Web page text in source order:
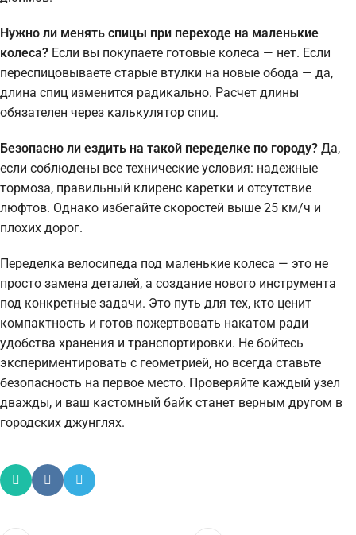
Нужно ли менять спицы при переходе на маленькие
колеса? Если вы покупаете готовые колеса — нет. Если
переспицовываете старые втулки на новые обода — да,
длина спиц изменится радикально. Расчет длины
обязателен через калькулятор спиц.
Безопасно ли ездить на такой переделке по городу? Да,
если соблюдены все технические условия: надежные
тормоза, правильный клиренс каретки и отсутствие
люфтов. Однако избегайте скоростей выше 25 км/ч и
плохих дорог.
Переделка велосипеда под маленькие колеса — это не
просто замена деталей, а создание нового инструмента
под конкретные задачи. Это путь для тех, кто ценит
компактность и готов пожертвовать накатом ради
удобства хранения и транспортировки. Не бойтесь
экспериментировать с геометрией, но всегда ставьте
безопасность на первое место. Проверяйте каждый узел
дважды, и ваш кастомный байк станет верным другом в
городских джунглях.